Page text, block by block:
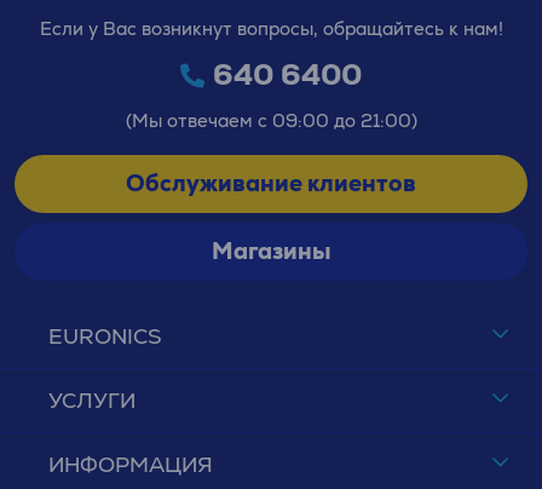
EURONICS
УСЛУГИ
ИНФОРМАЦИЯ
Если у Вас возникнут вопросы, обращайтесь к нам!
640 6400
(Мы отвечаем с 09:00 до 21:00)
Обслуживание клиентов
Магазины